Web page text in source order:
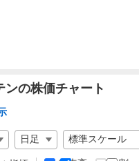
ンの株価チャート